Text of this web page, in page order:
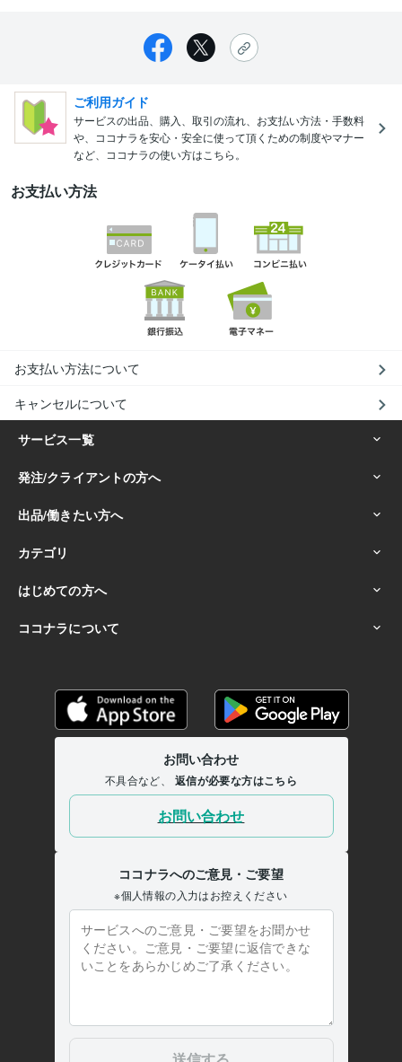
ご利用ガイド
サービスの出品、購入、取引の流れ、お支払い方法・手数料
や、ココナラを安心・安全に使って頂くための制度やマナー
など、ココナラの使い方はこちら。
お支払い方法
お支払い方法について
キャンセルについて